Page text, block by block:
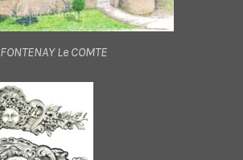
FONTENAY Le COMTE